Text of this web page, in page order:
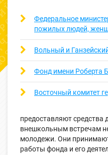
Федеральное
пожилых людей,
Вольный и
Фонд имени Роберта
Восточный комитет
предоставляют
внешкольным встречам
молодежи. Они
работы фонда и его